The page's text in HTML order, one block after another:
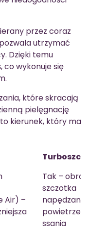
przez coraz
utrzymać
Dzięki temu
co wykonuje się
które skracają
pielęgnację
kierunek, który ma
Air) –
Tak –
szczotka
napędzana
powietrzem
ssania